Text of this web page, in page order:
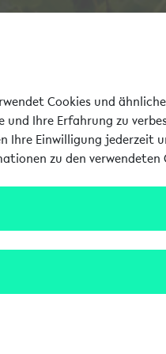
Cookies und
und Ihre Erfahrung zu
Ihre Einwilligung jederzeit
zu den verwendeten